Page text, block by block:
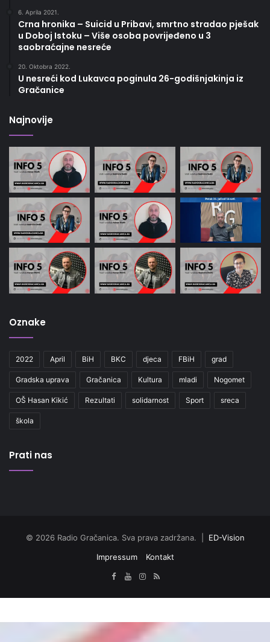
6. Aprila 2021.
Crna hronika – Suicid u Pribavi, smrtno stradao pješak
u Doboj Istoku – Više osoba povrijeđeno u 3
saobraćajne nesreće
20. Oktobra 2022.
U nesreći kod Lukavca poginula 26-godišnjakinja iz
Gračanice
Najnovije
Oznake
2022 April BiH BKC djeca FBiH grad
Gradska uprava Gračanica Kultura mladi Nogomet
OŠ Hasan Kikić Rezultati solidarnost Sport sreca
škola
Prati nas
© 2026 Radio Gračanica. Sva prava zadržana. | ED-Vision
Impressum
Kontakt